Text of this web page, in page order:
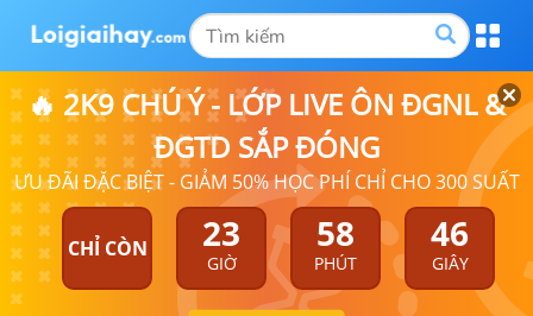
🔥 2K9 CHÚ Ý - LỚP LIVE ÔN ĐGNL &
ĐGTD SẮP ĐÓNG
ƯU ĐÃI ĐẶC BIỆT - GIẢM 50% HỌC PHÍ CHỈ CHO 300 SUẤT
CHỈ CÒN 23
GIỜ
58
PHÚT
46
GIÂY